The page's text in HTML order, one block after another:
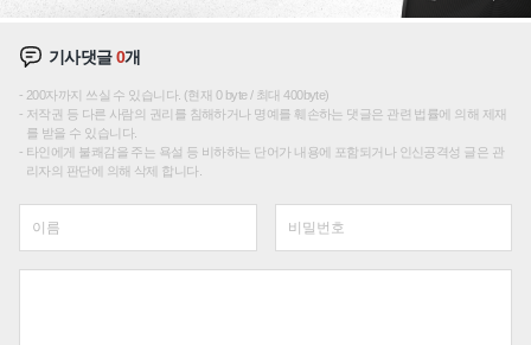
기사댓글0개
200자까지 쓰실 수 있습니다. (현재 0 byte / 최대 400byte)
저작권 등 다른 사람의 권리를 침해하거나 명예를 훼손하는 댓글은 관련 법률에 의해 제재
를 받을 수 있습니다.
타인에게 불쾌감을 주는 욕설 등 비하하는 단어가 내용에 포함되거나 인신공격성 글은 관
리자의 판단에 의해 삭제 합니다.